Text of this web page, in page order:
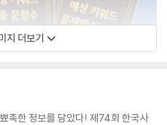
지 더보기
족한 정보를 담았다! 제74회 한국사